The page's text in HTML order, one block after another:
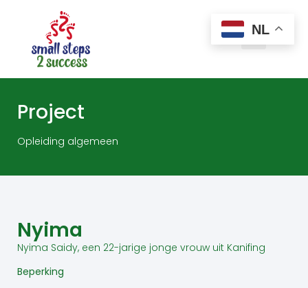
Project
Opleiding algemeen
Nyima
Nyima Saidy, een 22-jarige jonge vrouw uit Kanifing
Beperking
NL